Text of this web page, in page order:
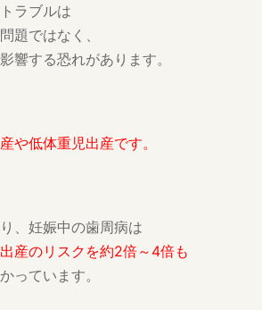
ラブルは
題ではなく、
響する恐れがあります。
や低体重児出産です。
、妊娠中の歯周病は
産のリスクを約2倍～4倍も
っています。